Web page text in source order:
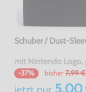
Schuber / Dust-
mit Nintendo Logo,
-37% bisher 7,99 €
jetzt nur5,00